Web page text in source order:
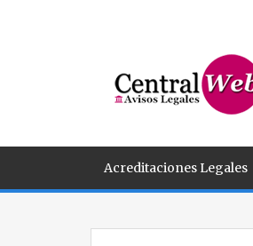
Acreditaciones Legales